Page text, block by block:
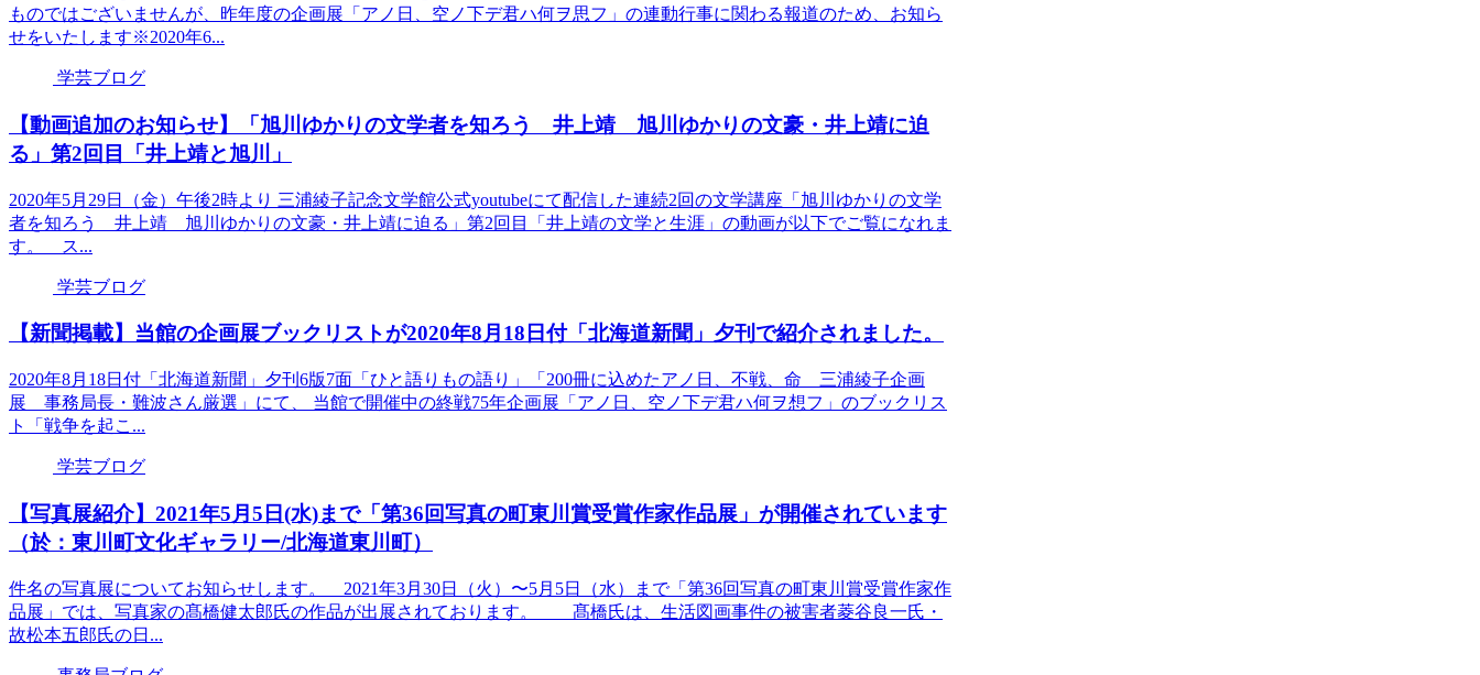
ものではございませんが、昨年度の企画展「アノ日、空ノ下デ君ハ何ヲ思フ」の連動行事に関わる報道のため、お知ら
せをいたします※2020年6...
学芸ブログ
【動画追加のお知らせ】「旭川ゆかりの文学者を知ろう 井上靖 旭川ゆかりの文豪・井上靖に迫
る」第2回目「井上靖と旭川」
2020年5月29日（金）午後2時より 三浦綾子記念文学館公式youtubeにて配信した連続2回の文学講座「旭川ゆかりの文学
者を知ろう 井上靖 旭川ゆかりの文豪・井上靖に迫る」第2回目「井上靖の文学と生涯」の動画が以下でご覧になれま
す。 ス...
学芸ブログ
【新聞掲載】当館の企画展ブックリストが2020年8月18日付「北海道新聞」夕刊で紹介されました。
2020年8月18日付「北海道新聞」夕刊6版7面「ひと語りもの語り」「200冊に込めたアノ日、不戦、命 三浦綾子企画
展 事務局長・難波さん厳選」にて、 当館で開催中の終戦75年企画展「アノ日、空ノ下デ君ハ何ヲ想フ」のブックリス
ト「戦争を起こ...
学芸ブログ
【写真展紹介】2021年5月5日(水)まで「第36回写真の町東川賞受賞作家作品展」が開催されています
（於：東川町文化ギャラリー/北海道東川町）
件名の写真展についてお知らせします。 2021年3月30日（火）〜5月5日（水）まで「第36回写真の町東川賞受賞作家作
品展」では、写真家の髙橋健太郎氏の作品が出展されております。 髙橋氏は、生活図画事件の被害者菱谷良一氏・
故松本五郎氏の日...